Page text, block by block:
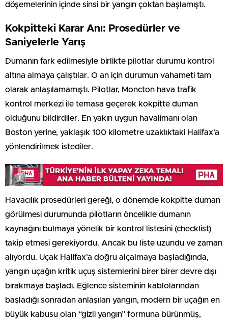
döşemelerinin içinde sinsi bir yangın çoktan başlamıştı.
Kokpitteki Karar Anı: Prosedürler ve
Saniyelerle Yarış
Dumanın fark edilmesiyle birlikte pilotlar durumu kontrol
altına almaya çalıştılar. O an için durumun vahameti tam
olarak anlaşılamamıştı. Pilotlar, Moncton hava trafik
kontrol merkezi ile temasa geçerek kokpitte duman
olduğunu bildirdiler. En yakın uygun havalimanı olan
Boston yerine, yaklaşık 100 kilometre uzaklıktaki Halifax’a
yönlendirilmek istediler.
Havacılık prosedürleri gereği, o dönemde kokpitte duman
görülmesi durumunda pilotların öncelikle dumanın
kaynağını bulmaya yönelik bir kontrol listesini (checklist)
takip etmesi gerekiyordu. Ancak bu liste uzundu ve zaman
alıyordu. Uçak Halifax’a doğru alçalmaya başladığında,
yangın uçağın kritik uçuş sistemlerini birer birer devre dışı
bırakmaya başladı. Eğlence sisteminin kablolarından
başladığı sonradan anlaşılan yangın, modern bir uçağın en
büyük kabusu olan “gizli yangın” formuna bürünmüş,